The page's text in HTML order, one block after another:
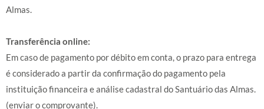
Almas.
Transferência online:
Em caso de pagamento por débito em conta, o prazo para entrega
é considerado a partir da confirmação do pagamento pela
instituição financeira e análise cadastral do Santuário das Almas.
(enviar o comprovante).